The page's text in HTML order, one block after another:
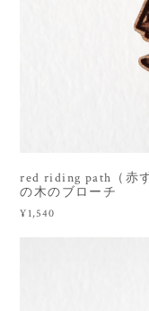
red riding path（赤
の木のブローチ
¥1,540